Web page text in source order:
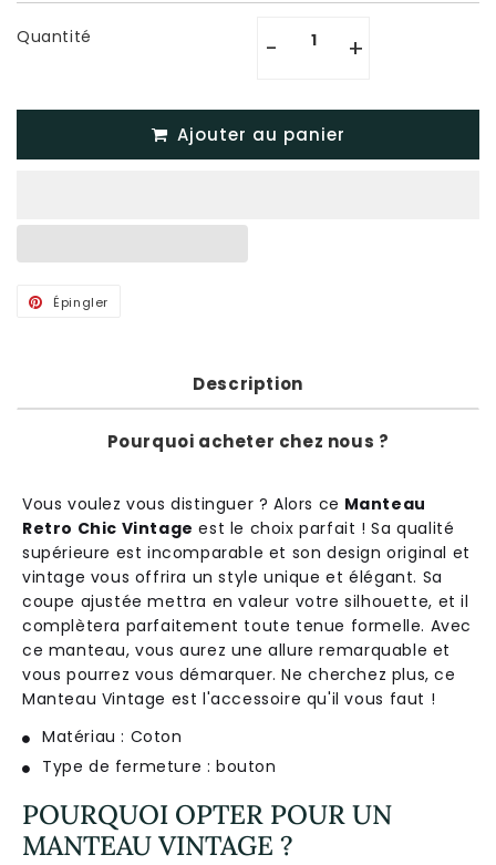
Quantité - +
Ajouter au panier
Épingler
Description
Pourquoi acheter chez nous ?
Vous voulez vous distinguer ? Alors ce Manteau
Retro Chic Vintage est le choix parfait ! Sa qualité
supérieure est incomparable et son design original et
vintage vous offrira un style unique et élégant. Sa
coupe ajustée mettra en valeur votre silhouette, et il
complètera parfaitement toute tenue formelle. Avec
ce manteau, vous aurez une allure remarquable et
vous pourrez vous démarquer. Ne cherchez plus, ce
Manteau Vintage est l'accessoire qu'il vous faut !
Matériau : Coton
Type de fermeture : bouton
POURQUOI OPTER POUR UN
MANTEAU VINTAGE ?